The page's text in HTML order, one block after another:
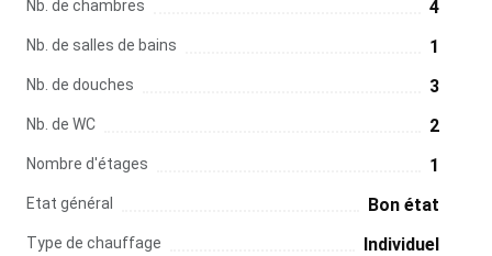
Nb. de chambres 4
Nb. de salles de bains 1
Nb. de douches 3
Nb. de WC 2
Nombre d'étages 1
Etat général Bon état
Type de chauffage Individuel